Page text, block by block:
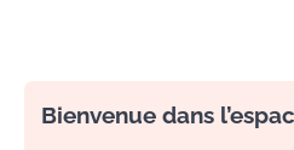
Bienvenue dans